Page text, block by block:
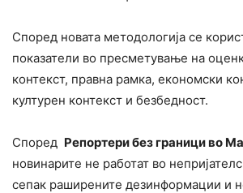
Според новата методологија се
показатели во пресметување на
контекст, правна рамка, економски
културен контекст и безбедност.
Според Репортери без граници во
новинарите не работат во
сепак раширените дезинформации и